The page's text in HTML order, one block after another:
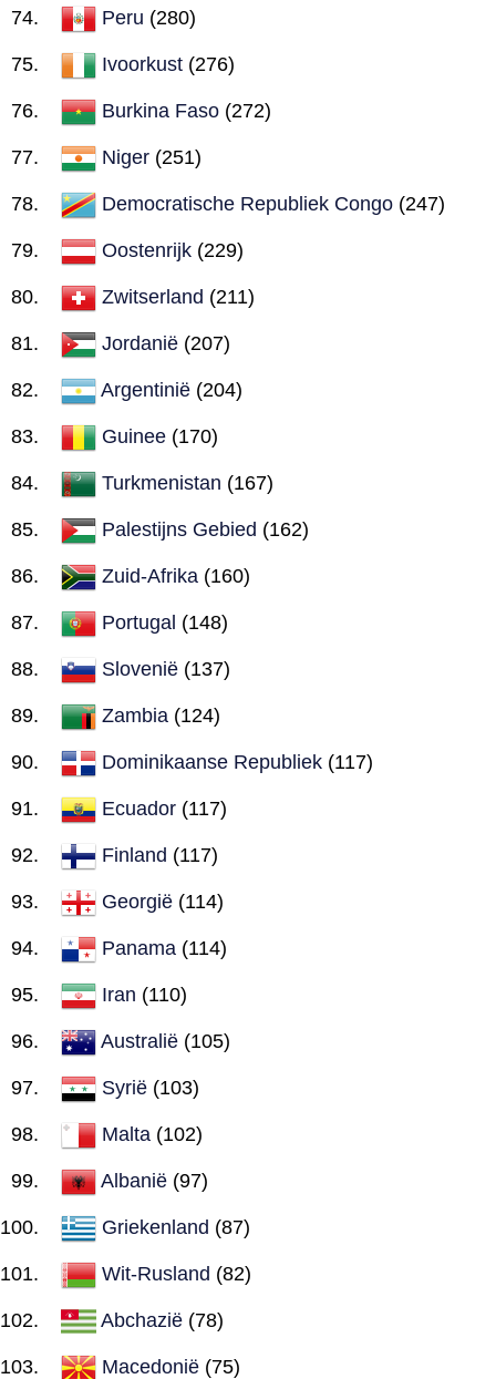
Peru (280)
Ivoorkust (276)
Burkina Faso (272)
Niger (251)
Democratische Republiek Congo (247)
Oostenrijk (229)
Zwitserland (211)
Jordanië (207)
Argentinië (204)
Guinee (170)
Turkmenistan (167)
Palestijns Gebied (162)
Zuid-Afrika (160)
Portugal (148)
Slovenië (137)
Zambia (124)
Dominikaanse Republiek (117)
Ecuador (117)
Finland (117)
Georgië (114)
Panama (114)
Iran (110)
Australië (105)
Syrië (103)
Malta (102)
Albanië (97)
Griekenland (87)
Wit-Rusland (82)
Abchazië (78)
Macedonië (75)